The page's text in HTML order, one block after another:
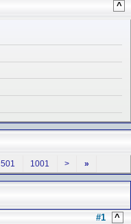
^
501 1001 > »
#1 ^